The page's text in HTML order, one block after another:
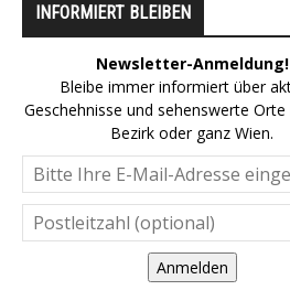
INFORMIERT BLEIBEN
Newsletter-Anmeldung!
Bleibe immer informiert über
Geschehnisse und sehenswerte
Bezirk oder ganz Wien.
Anmelden